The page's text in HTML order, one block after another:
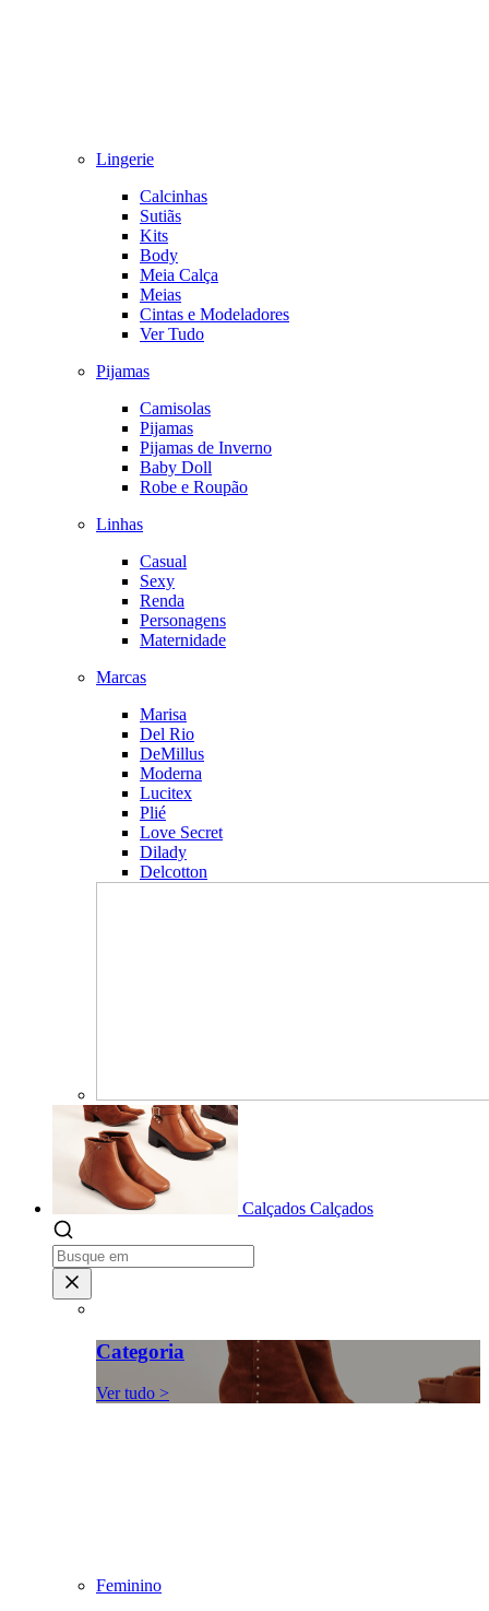
Lingerie
Calcinhas
Sutiãs
Kits
Body
Meia Calça
Meias
Cintas e Modeladores
Ver Tudo
Pijamas
Camisolas
Pijamas
Pijamas de Inverno
Baby Doll
Robe e Roupão
Linhas
Casual
Sexy
Renda
Personagens
Maternidade
Marcas
Marisa
Del Rio
DeMillus
Moderna
Lucitex
Plié
Love Secret
Dilady
Delcotton
Calçados Calçados
Categoria
Ver tudo >
Feminino